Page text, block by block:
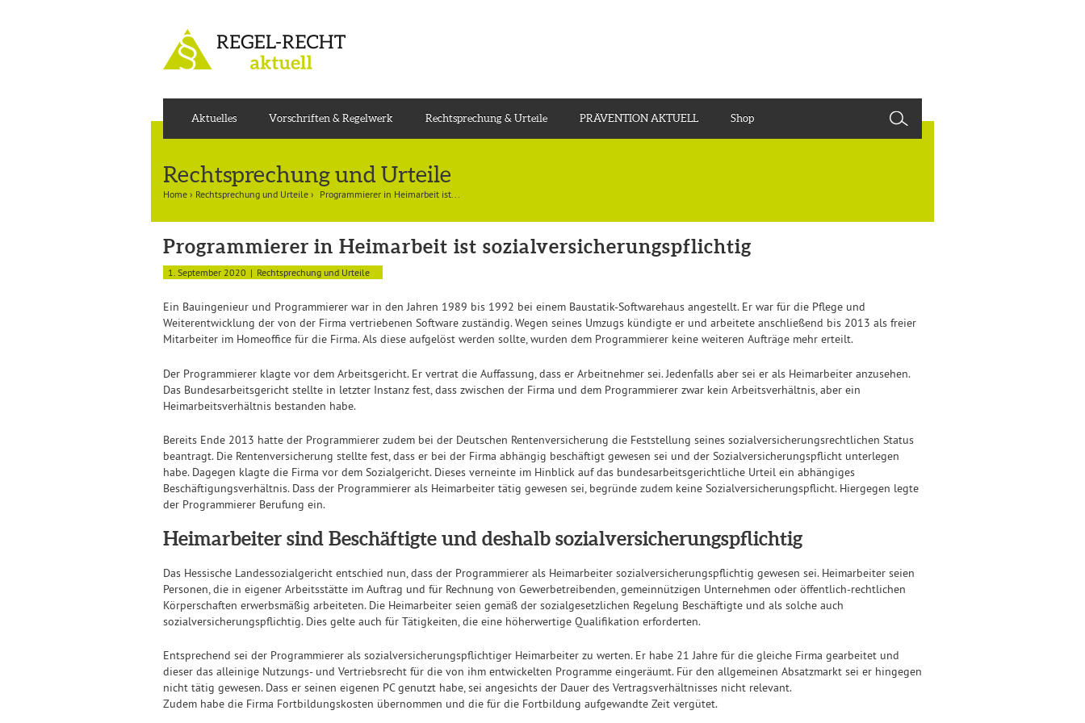
Aktuelles Vorschriften & Regelwerk Rechtsprechung & Urteile PRÄVENTION AKTUELL Shop
Rechtsprechung und Urteile
Home › Rechtsprechung und Urteile › Programmierer in Heimarbeit ist...
Programmierer in Heimarbeit ist sozialversicherungspflichtig
1. September 2020 Rechtsprechung und Urteile
Ein Bauingenieur und Programmierer war in den Jahren 1989 bis 1992 bei einem Baustatik-Softwarehaus angestellt. Er war für die Pflege und
Weiterentwicklung der von der Firma vertriebenen Software zuständig. Wegen seines Umzugs kündigte er und arbeitete anschließend bis 2013 als freier
Mitarbeiter im Homeoffice für die Firma. Als diese aufgelöst werden sollte, wurden dem Programmierer keine weiteren Aufträge mehr erteilt.
Der Programmierer klagte vor dem Arbeitsgericht. Er vertrat die Auffassung, dass er Arbeitnehmer sei. Jedenfalls aber sei er als Heimarbeiter anzusehen.
Das Bundesarbeitsgericht stellte in letzter Instanz fest, dass zwischen der Firma und dem Programmierer zwar kein Arbeitsverhältnis, aber ein
Heimarbeitsverhältnis bestanden habe.
Bereits Ende 2013 hatte der Programmierer zudem bei der Deutschen Rentenversicherung die Feststellung seines sozialversicherungsrechtlichen Status
beantragt. Die Rentenversicherung stellte fest, dass er bei der Firma abhängig beschäftigt gewesen sei und der Sozialversicherungspflicht unterlegen
habe. Dagegen klagte die Firma vor dem Sozialgericht. Dieses verneinte im Hinblick auf das bundesarbeitsgerichtliche Urteil ein abhängiges
Beschäftigungsverhältnis. Dass der Programmierer als Heimarbeiter tätig gewesen sei, begründe zudem keine Sozialversicherungspflicht. Hiergegen legte
der Programmierer Berufung ein.
Heimarbeiter sind Beschäftigte und deshalb sozialversicherungspflichtig
Das Hessische Landessozialgericht entschied nun, dass der Programmierer als Heimarbeiter sozialversicherungspflichtig gewesen sei. Heimarbeiter seien
Personen, die in eigener Arbeitsstätte im Auftrag und für Rechnung von Gewerbetreibenden, gemeinnützigen Unternehmen oder öffentlich-rechtlichen
Körperschaften erwerbsmäßig arbeiteten. Die Heimarbeiter seien gemäß der sozialgesetzlichen Regelung Beschäftigte und als solche auch
sozialversicherungspflichtig. Dies gelte auch für Tätigkeiten, die eine höherwertige Qualifikation erforderten.
Entsprechend sei der Programmierer als sozialversicherungspflichtiger Heimarbeiter zu werten. Er habe 21 Jahre für die gleiche Firma gearbeitet und
dieser das alleinige Nutzungs- und Vertriebsrecht für die von ihm entwickelten Programme eingeräumt. Für den allgemeinen Absatzmarkt sei er hingegen
nicht tätig gewesen. Dass er seinen eigenen PC genutzt habe, sei angesichts der Dauer des Vertragsverhältnisses nicht relevant.
Zudem habe die Firma Fortbildungskosten übernommen und die für die Fortbildung aufgewandte Zeit vergütet.